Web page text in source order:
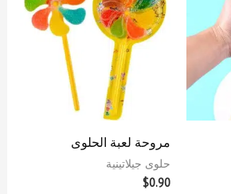
مروحة لعبة الحلوى
حلوى جيلاتينية
$0.90